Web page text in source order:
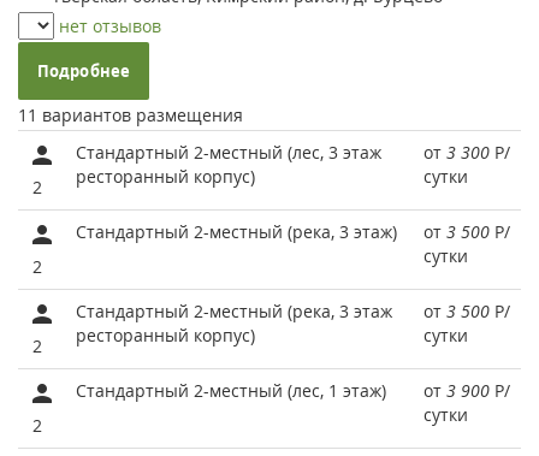
нет отзывов
Подробнее
11 вариантов размещения
2
Стандартный 2-местный (лес, 3 этаж
ресторанный корпус)
от 3 300 Р/
сутки
2
Стандартный 2-местный (река, 3 этаж) от 3 500 Р/
сутки
2
Стандартный 2-местный (река, 3 этаж
ресторанный корпус)
от 3 500 Р/
сутки
2
Стандартный 2-местный (лес, 1 этаж) от 3 900 Р/
сутки